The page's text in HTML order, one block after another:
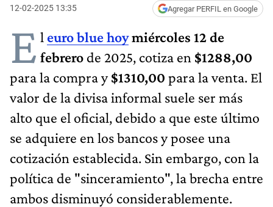
12-02-2025 13:35 Agregar PERFIL en Google
E l euro blu​e hoymiércoles 12 de
febrero de 2025, cotiza en $1288,00
para la compra y$1310,00 para la venta. El
valor de la divisa informal suele ser más
alto que el oficial, debido a que este último
se adquiere en los bancos y posee una
cotización establecida. Sin embargo, con la
política de "sinceramiento", la brecha entre
ambos disminuyó considerablemente.